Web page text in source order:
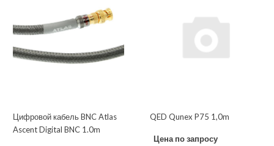
Цифровой кабель BNC Atlas
Ascent Digital BNC 1.0m
QED Qunex P75 1,0m
Цена по запросу